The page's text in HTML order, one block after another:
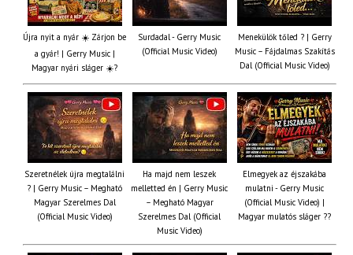
Újra nyit a nyár ☀️ Zárjon be
a gyár! | Gerry Music |
Magyar nyári sláger ☀️?
Surdadal - Gerry Music
(Official Music Video)
Menekülök tőled ? | Gerry
Music – Fájdalmas Szakítás
Dal (Official Music Video)
Szeretnélek újra megtalálni
? | Gerry Music – Megható
Magyar Szerelmes Dal
(Official Music Video)
Ha majd nem leszek
melletted én | Gerry Music
– Megható Magyar
Szerelmes Dal (Official
Music Video)
Elmegyek az éjszakába
mulatni - Gerry Music
(Official Music Video) |
Magyar mulatós sláger ??